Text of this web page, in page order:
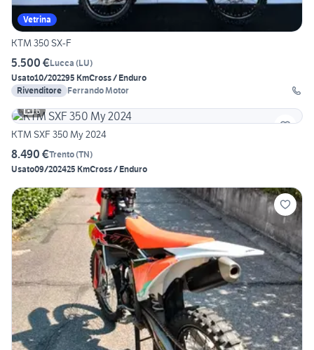
Vetrina
KTM 350 SX-F
5.500 €Lucca (LU)
Usato10/202295 KmCross / Enduro
Rivenditore Ferrando Motor
6
KTM SXF 350 My 2024
8.490 €Trento(TN)
Usato09/202425 KmCross / Enduro